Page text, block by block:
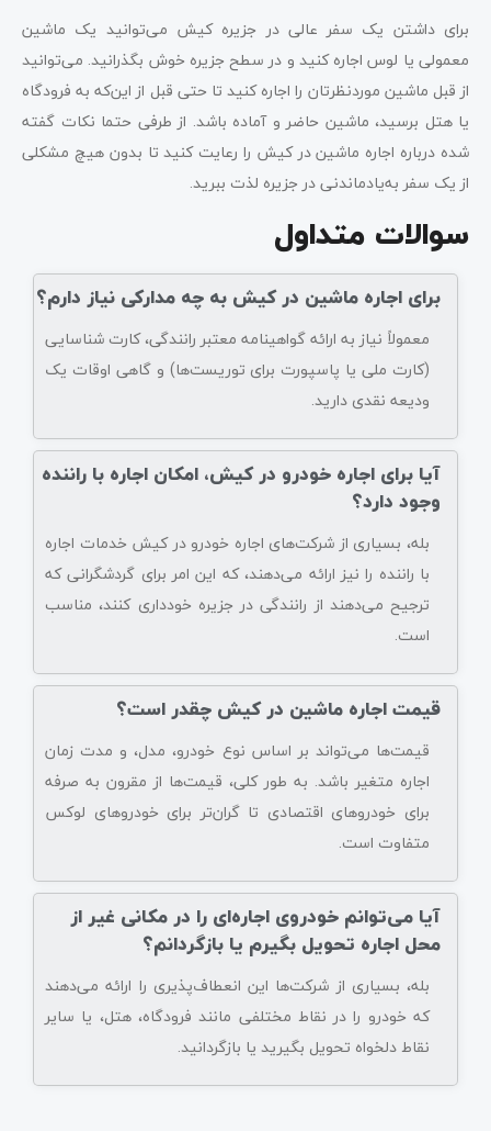
برای داشتن یک سفر عالی در جزیره کیش می‌توانید یک ماشین
معمولی یا لوس اجاره کنید و در سطح جزیره خوش بگذرانید. می‌توانید
از قبل ماشین موردنظرتان را اجاره کنید تا حتی قبل از این‌که به فرودگاه
یا هتل برسید، ماشین حاضر و آماده باشد. از طرفی حتما نکات گفته
شده درباره اجاره ماشین در کیش را رعایت کنید تا بدون هیچ مشکلی
از یک سفر به‌یاد‌ماندنی در جزیره لذت ببرید.
سوالات متداول
برای اجاره ماشین در کیش به چه مدارکی نیاز دارم؟
معمولاً نیاز به ارائه گواهینامه معتبر رانندگی، کارت شناسایی
(کارت ملی یا پاسپورت برای توریست‌ها) و گاهی اوقات یک
ودیعه نقدی دارید.
آیا برای اجاره خودرو در کیش، امکان اجاره با راننده
وجود دارد؟
بله، بسیاری از شرکت‌های اجاره خودرو در کیش خدمات اجاره
با راننده را نیز ارائه می‌دهند، که این امر برای گردشگرانی که
ترجیح می‌دهند از رانندگی در جزیره خودداری کنند، مناسب
است.
قیمت اجاره ماشین در کیش چقدر است؟
قیمت‌ها می‌تواند بر اساس نوع خودرو، مدل، و مدت زمان
اجاره متغیر باشد. به طور کلی، قیمت‌ها از مقرون به صرفه
برای خودروهای اقتصادی تا گران‌تر برای خودروهای لوکس
متفاوت است.
آیا می‌توانم خودروی اجاره‌ای را در مکانی غیر از
محل اجاره تحویل بگیرم یا بازگردانم؟
بله، بسیاری از شرکت‌ها این انعطاف‌پذیری را ارائه می‌دهند
که خودرو را در نقاط مختلفی مانند فرودگاه، هتل، یا سایر
نقاط دلخواه تحویل بگیرید یا بازگردانید.